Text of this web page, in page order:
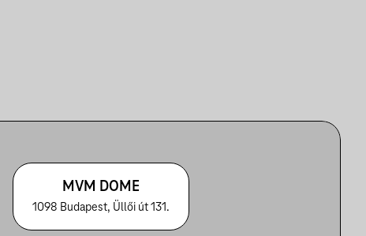
MVM DOME
1098 Budapest, Üllői út 131.